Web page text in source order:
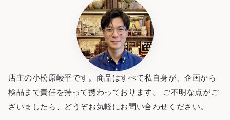
店主の小松原崚平です。商品はすべて私自身が、企画から
検品まで責任を持って携わっております。 ご不明な点がご
ざいましたら、どうぞお気軽にお問い合わせください。